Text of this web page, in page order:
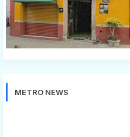
METRO NEWS